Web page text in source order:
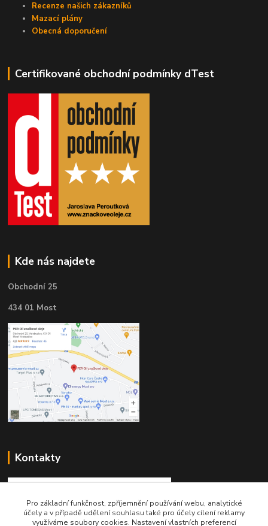
Recenze našich zákazníků
Mazací plány
Obecná doporučení
Certifikované obchodní podmínky dTest
Kde nás najdete
Obchodní 25
434 01 Most
Kontakty
Pro základní funkčnost, zpříjemnění používání webu, analytické
účely a v případě udělení souhlasu také pro účely cílení reklamy
využíváme soubory cookies. Nastavení vlastních preferencí